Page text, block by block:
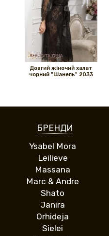
Довгий жіночий халат
чорний "Шанель" 2033
БРЕНДИ
Ysabel Mora
Leilieve
Massana
Marc & Andre
Shato
Janira
Orhideja
Sielei